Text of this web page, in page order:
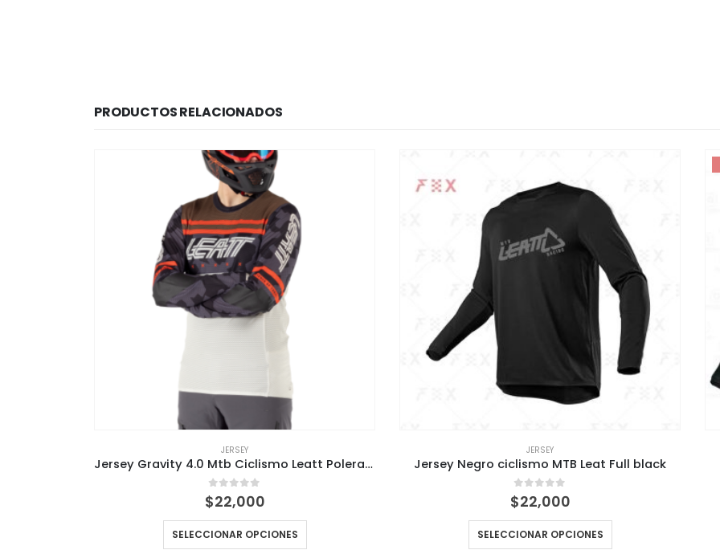
PRODUCTOS RELACIONADOS
JERSEY
Jersey Gravity 4.0 Mtb Ciclismo Leatt Polera manga larga
0out of 5
$22,000
SELECCIONAR OPCIONES
JERSEY
Jersey Negro ciclismo MTB Leat Full black
0out of 5
$22,000
SELECCIONAR OPCIONES